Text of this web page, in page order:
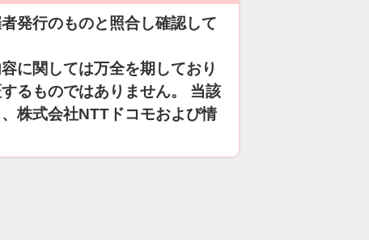
発行のものと照合し確認して
に関しては万全を期しており
るものではありません。 当該
株式会社NTTドコモおよび情